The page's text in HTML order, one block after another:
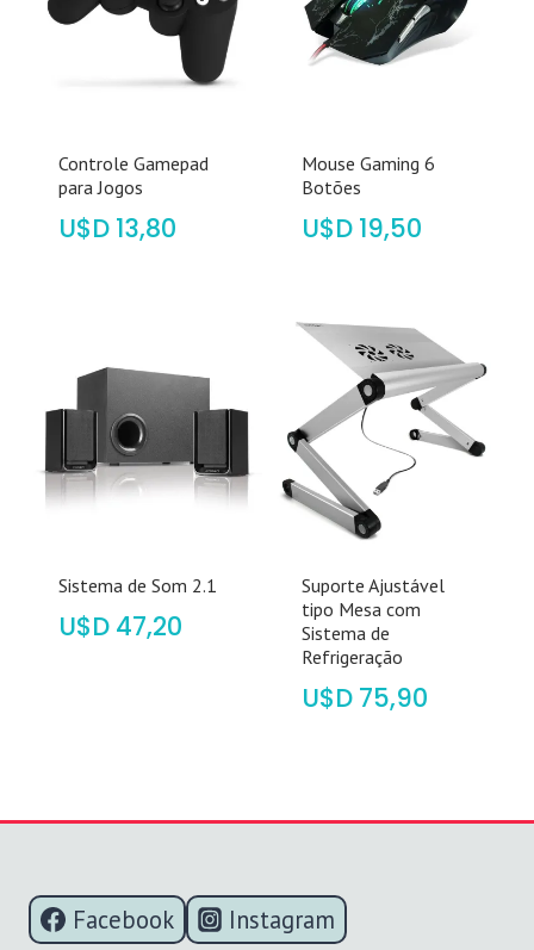
Controle Gamepad
para Jogos
$ 13,80
Mouse Gaming 6
Botões
$ 19,50
Sistema de Som 2.1
$ 47,20
Suporte Ajustável
tipo Mesa com
Sistema de
Refrigeração
$ 75,90
Facebook Instagram